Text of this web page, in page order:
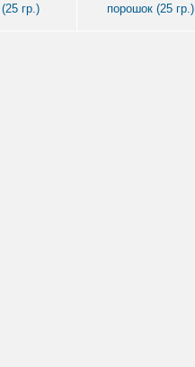
гр.)
порошок (25 гр.)